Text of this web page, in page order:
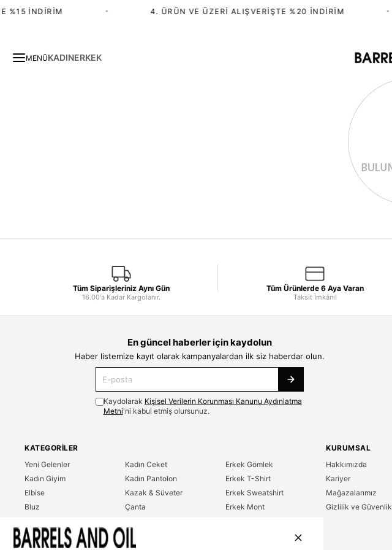
%15 İNDIRIM 4. ÜRÜN VE ÜZERI ALIŞVERIŞTE %20 İNDIRIM
MENÜKADINERKEK
Tüm Siparişleriniz Aynı Gün
16.00'a Kadar Kargolanır.
Tüm Ürünlerde 6 Aya Varan
Taksit İmkânı!
En güncel haberler için kaydolun
Haber listemize kayıt olarak kampanyalardan ilk siz haberdar olun.
Kaydolarak Kişisel Verilerin Korunması Kanunu Aydınlatma
Metni'ni kabul etmiş olursunuz.
KATEGORILER
Yeni Gelenler
Kadın Giyim
Elbise
Bluz
T-Shirt
Kadın Ceket
Kadın Pantolon
Kazak & Süveter
Çanta
Erkek Gömlek
Erkek T-Shirt
Erkek Sweatshirt
Erkek Mont
KURUMSAL
Hakkımızda
Kariyer
Mağazalarımız
Gizlilik ve Güvenlik